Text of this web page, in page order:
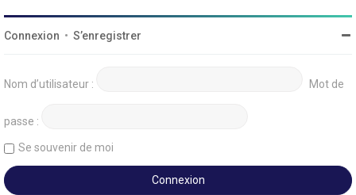
Connexion • S’enregistrer
Nom d’utilisateur : Mot de
passe :
Se souvenir de moi